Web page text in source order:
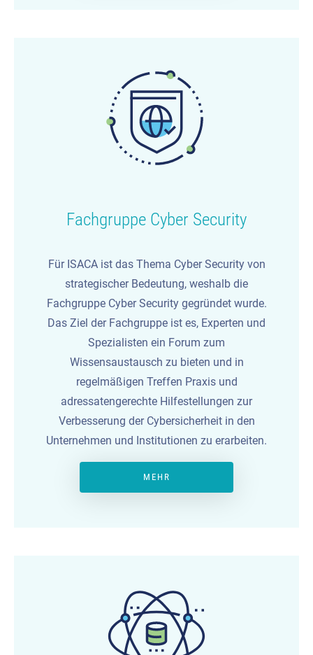
Fachgruppe Cyber Security
Für ISACA ist das Thema CyberSecurity von
strategischer Bedeutung, weshalb die
Fachgruppe CyberSecurity gegründet wurde.
Das Ziel der Fachgruppe ist es, Experten und
Spezialisten ein Forum zum
Wissensaustausch zu bieten und in
regelmäßigen Treffen Praxis und
adressatengerechte Hilfestellungen zur
Verbesserung der Cybersicherheit in den
Unternehmen und Institutionen zu erarbeiten.
MEHR